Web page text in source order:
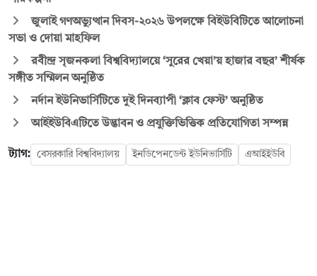
জুলাই গণঅভ্যুত্থান দিবস-২০২৬ উপলক্ষে বিইউবিটিতে আলোচনা
সভা ও দোয়া মাহফিল
রবীন্দ্র সৃজনকলা বিশ্ববিদ্যালয়ে ‘সুরের খেয়া’য় হাজার বছর’ শীর্ষক
সঙ্গীত সম্মিলন অনুষ্ঠিত
নর্দান ইউনিভার্সিটিতে দুই দিনব্যাপী ‘ক্লাব ফেস্ট’ অনুষ্ঠিত
আইইউবিএটিতে উদ্ভাবন ও প্রযুক্তিভিত্তিক প্রতিযোগিতা সম্পন্ন
ট্যাগ: বেসরকারি বিশ্ববিদ্যালয় ইনডিপেনডেন্ট ইউনিভার্সিটি এআইইউবি